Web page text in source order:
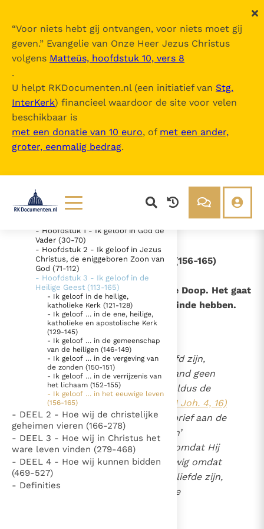
“Voor niets hebt gij ontvangen, voor niets moet gij
geven.” Evangelie van Onze Heer Jezus Christus
volgens Matteüs, hoofdstuk 10, vers 8
.
U helpt RKDocumenten.nl (een initiatief van Stg.
InterKerk) financieel waardoor de site voor velen
beschikbaar is
met een donatie van 10 euro, of met een ander,
groter, eenmalig bedrag.
Lezen
Documenten
Thema’s
Berichten
Denzinger
Over ons
Over RK Documenten
Meedoen
Doneren
Gebruiksvoorwaarden
Nieuwste Documenten
5. Het gebed van de Kerk
In Christus wordt onze honger vervuld
Leer de kostbare parel van Gods koninkrijk te
herkennen
Gods Koninkrijk groeit stilletjes door liefde, niet door
dwang
De mystiek. De mystieke verschijnselen en de
heiligheid
Berichten
Het Vaticaan publiceert een nieuwe Latijnse uitgave
Youcat
Inhoudsopgave
uitklappen
- Inhoud
- DEEL 1 - Wat wij geloven (1-166)
- EERSTE SECTIE - Waarom wij
kunnen geloven (1-24)
- TWEEDE SECTIE - De christelijke
- Hoofdstuk 1 - Ik geloof in God de
Vader (30-70)
- Hoofdstuk 2 - Ik geloof in Jezus
Christus, de eniggeboren Zoon van
God (71-112)
- Hoofdstuk 3 - Ik geloof in de
Heilige Geest (113-165)
- Ik geloof in de heilige,
katholieke Kerk (121-128)
- Ik geloof … in de ene, heilige,
katholieke en apostolische Kerk
(129-145)
- Ik geloof … in de gemeenschap
van de heiligen (146-149)
- Ik geloof … in de vergeving van
de zonden (150-151)
- Ik geloof … in de verrijzenis van
het lichaam (152-155)
- Ik geloof … in het eeuwige leven
(156-165)
- DEEL 2 - Hoe wij de christelijke
geheimen vieren (166-278)
- DEEL 3 - Hoe wij in Christus het
ware leven vinden (279-468)
- DEEL 4 - Hoe wij kunnen bidden
(469-527)
- Definities
- Ik geloof … in het eeuwige leven (156-165)
Wat is het eeuwige leven?
Het eeuwige leven begint met de Doop. Het gaat
door de dood heen en zal geen einde hebben.
Alleen al wanneer we verliefd zijn,
willen we dat aan die toestand geen
einde komt. ‘God is liefde’, aldus de
eerste brief van Johannes
(1 Joh. 4, 16)
. ‘De liefde’, zegt de eerste brief aan de
Korintiërs, ‘zal nooit vergaan’
(1 Kor. 13, 8). God is eeuwig omdat Hij
liefde is; en de liefde is eeuwig omdat
ze goddelijk is. Als wij in de liefde zijn,
betreden we Gods eindeloze